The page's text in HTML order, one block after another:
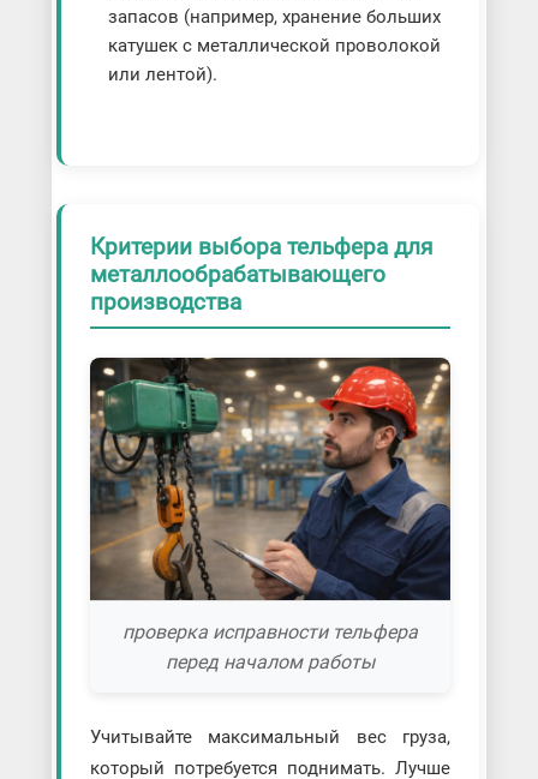
запасов (например, хранение больших
катушек с металлической проволокой
или лентой).
Критерии выбора тельфера для
металлообрабатывающего
производства
проверка исправности тельфера
перед началом работы
Учитывайте максимальный вес груза,
который потребуется поднимать. Лучше